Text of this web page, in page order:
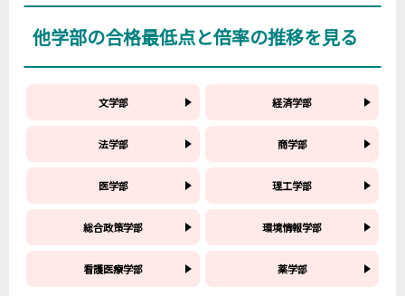
他学部の合格最低点と倍率の推移を見る
文学部 経済学部
法学部 商学部
医学部 理工学部
総合政策学部 環境情報学部
看護医療学部 薬学部